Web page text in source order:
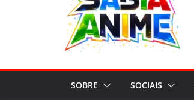
SOBRE SOCIAIS